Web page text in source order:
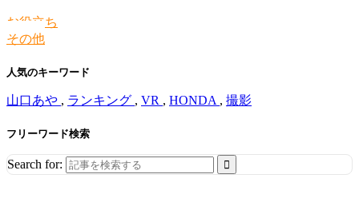
お役立ち
その他
人気のキーワード
山口あや , ランキング , VR , HONDA , 撮影
フリーワード検索
Search for: